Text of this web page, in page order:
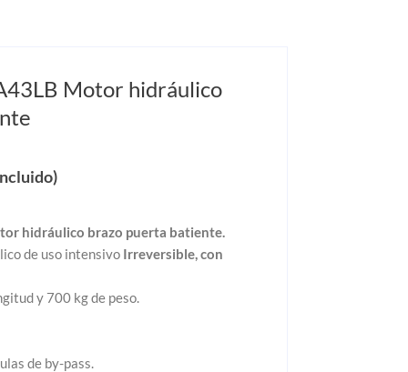
Motor hidráulico
hidráulico brazo puerta batiente.
de uso intensivo Irreversible, con
y 700 kg de peso.
de by-pass.